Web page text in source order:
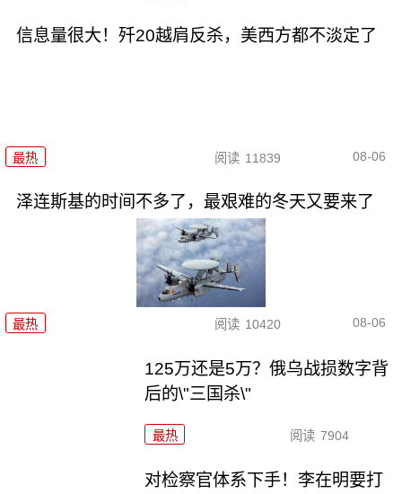
信息量很大！歼20越肩反杀，美西方都不淡定了
最热 阅读 11839 08-06
泽连斯基的时间不多了，最艰难的冬天又要来了
最热 阅读 10420 08-06
125万还是5万？俄乌战损数字背
后的\"三国杀\"
最热 阅读 7904
对检察官体系下手！李在明要打